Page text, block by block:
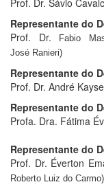
Prof. Dr. Sávio
Representante do
Prof. Dr.
Fabio
José Ranieri)
Representante do
Prof. Dr. André
Representante do
Profa. Dra. Fátima
Representante do
Prof. Dr. Éverton
Roberto Luiz do Carmo)